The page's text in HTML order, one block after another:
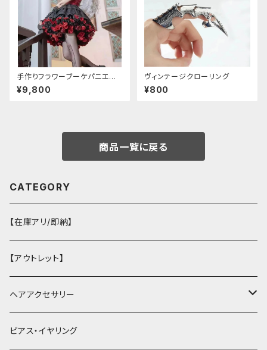
手作りフラワーブーケパニエ
（❁⃘5色展開❁⃘）
¥9,800
ヴィンテージクローリング
¥800
商品一覧に戻る
CATEGORY
【在庫アリ/即納】
【アウトレット】
ヘアアクセサリー
ヘアクリップ
ピアス・イヤリング